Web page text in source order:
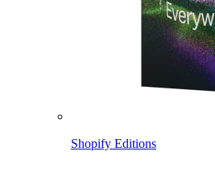
Shopify Editions